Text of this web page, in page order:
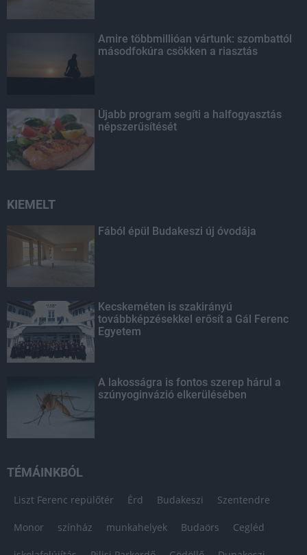
Amire többmillióan vártunk: szombattól
másodfokúra csökken a riasztás
Újabb program segíti a halfogyasztás
népszerűsítését
KIEMELT
Fából épül Budakeszi új óvodája
Kecskeméten is szakirányú
továbbképzésekkel erősít a Gál Ferenc
Egyetem
A lakosságra is fontos szerep hárul a
szúnyoginvázió elkerülésében
TÉMÁINKBÓL
Liszt Ferenc repülőtér Érd Budakeszi Szentendre
Monor színház munkahelyek Budaörs Cegléd